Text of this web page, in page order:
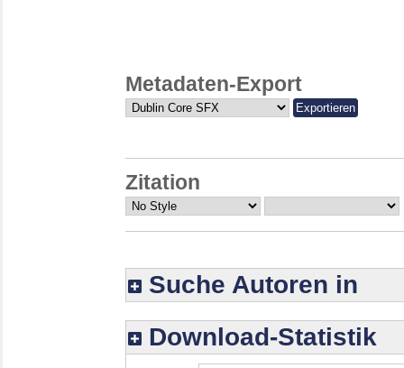
Metadaten-Export
Zitation
Suche Autoren in
Download-Statistik